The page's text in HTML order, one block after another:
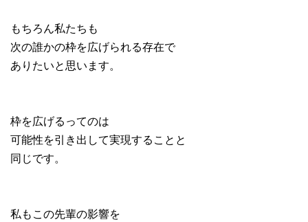
もちろん私たちも
次の誰かの枠を広げられる存在で
ありたいと思います。
枠を広げるってのは
可能性を引き出して実現することと
同じです。
私もこの先輩の影響を